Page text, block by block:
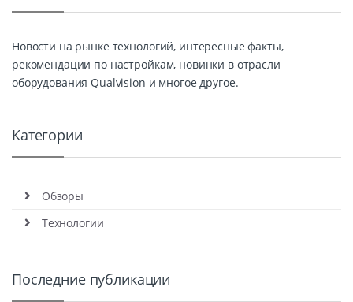
Новости на рынке технологий, интересные факты,
рекомендации по настройкам, новинки в отрасли
оборудования Qualvision и многое другое.
Категории
Обзоры
Технологии
Последние публикации